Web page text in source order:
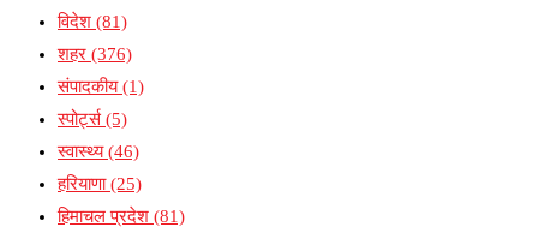
विदेश (81)
शहर (376)
संपादकीय(1)
स्पोर्ट्स(5)
स्वास्थ्य(46)
हरियाणा(25)
हिमाचल प्रदेश (81)